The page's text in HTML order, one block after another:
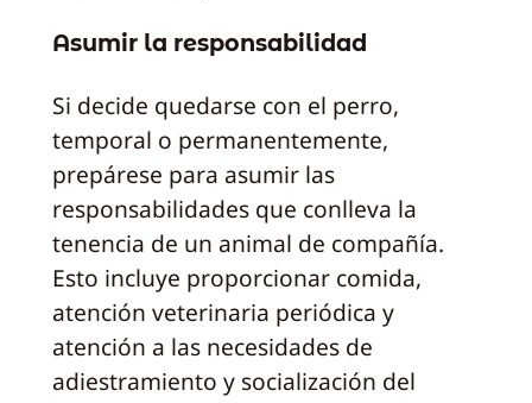
Asumir la responsabilidad
Si decide quedarse con el perro,
temporal o permanentemente,
prepárese para asumir las
responsabilidades que conlleva la
tenencia de un animal de compañía.
Esto incluye proporcionar comida,
atención veterinaria periódica y
atención a las necesidades de
adiestramiento y socialización del